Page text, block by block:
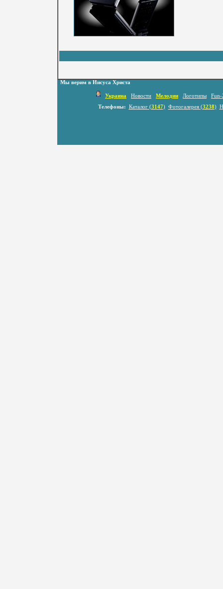
Мы верим в Иисуса Христа
Украина Новости Мелодии Логотипы
Fun-
Телефоны:
Каталог (3147) Фотогалерея (3238)